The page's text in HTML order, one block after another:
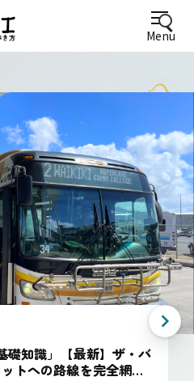
Menu
礎知識」【最新】ザ・バ
トへの路線を完全網